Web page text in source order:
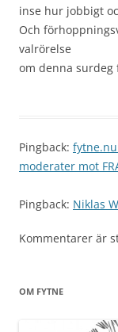
inse hur jobbigt
Och
valrörelse
om denna surdeg
Pingback:
moderater mot
Pingback: Niklas
Kommentarer är
OM FYTNE